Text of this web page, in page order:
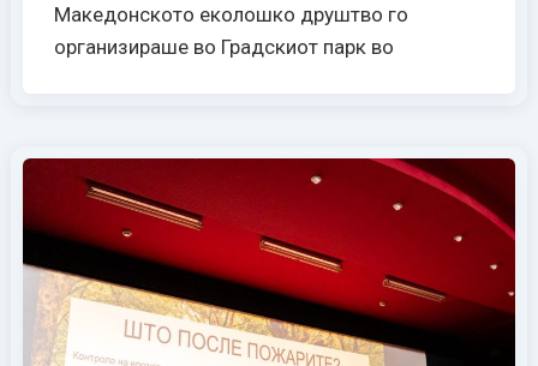
Македонското еколошко друштво го
организираше во Градскиот парк во